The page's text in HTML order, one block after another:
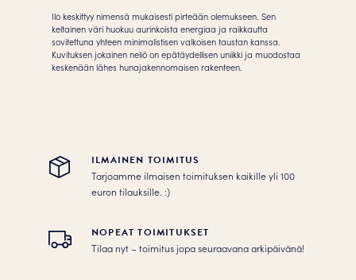
Ilo keskittyy nimensä mukaisesti pirteään olemukseen. Sen
keltainen väri huokuu aurinkoista energiaa ja raikkautta
sovitettuna yhteen minimalistisen valkoisen taustan kanssa.
Kuvituksen jokainen neliö on epätäydellisen uniikki ja muodostaa
keskenään lähes hunajakennomaisen rakenteen.
ILMAINEN TOIMITUS
Tarjoamme ilmaisen toimituksen kaikille yli 100
euron tilauksille. :­­)
NOPEAT TOIMITUKSET
Tilaa nyt – toimitus jopa seuraavana arkipäivänä!